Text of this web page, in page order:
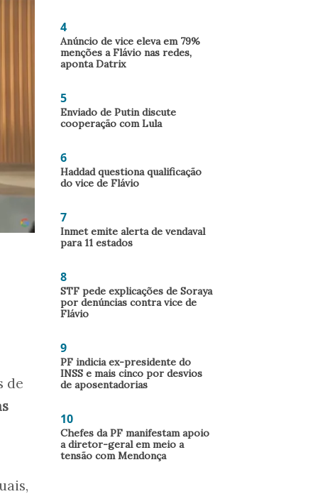
de
4
Anúncio de vice eleva em 79%
menções a Flávio nas redes,
aponta Datrix
5
Enviado de Putin discute
cooperação com Lula
6
Haddad questiona qualificação
do vice de Flávio
7
Inmet emite alerta de vendaval
para 11 estados
8
STF pede explicações de Soraya
por denúncias contra vice de
Flávio
9
PF indicia ex-presidente do
INSS e mais cinco por desvios
de aposentadorias
10
Chefes da PF manifestam apoio
a diretor-geral em meio a
tensão com Mendonça